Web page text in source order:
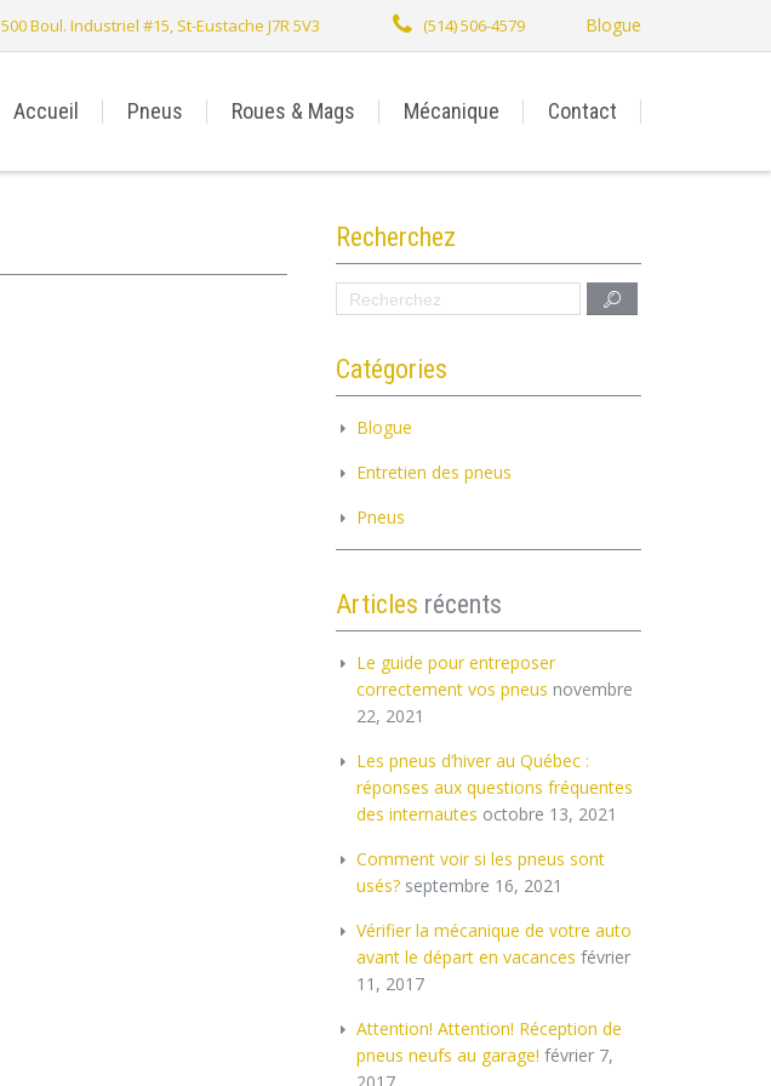
Blogue
500 Boul. Industriel #15, St-Eustache J7R 5V3 (514) 506-4579
Accueil Pneus Roues & Mags Mécanique Contact
Recherchez
Catégories
Blogue
Entretien des pneus
Pneus
Articles récents
Le guide pour entreposer
correctement vos pneus novembre
22, 2021
Les pneus d’hiver au Québec :
réponses aux questions fréquentes
des internautes octobre 13, 2021
Comment voir si les pneus sont
usés? septembre 16, 2021
Vérifier la mécanique de votre auto
avant le départ en vacances février
11, 2017
Attention! Attention! Réception de
pneus neufs au garage! février 7,